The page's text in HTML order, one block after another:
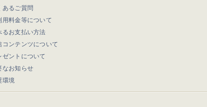
あるご質問
用料金等について
るお支払い方法
コンテンツについて
ゼントについて
なお知らせ
環境